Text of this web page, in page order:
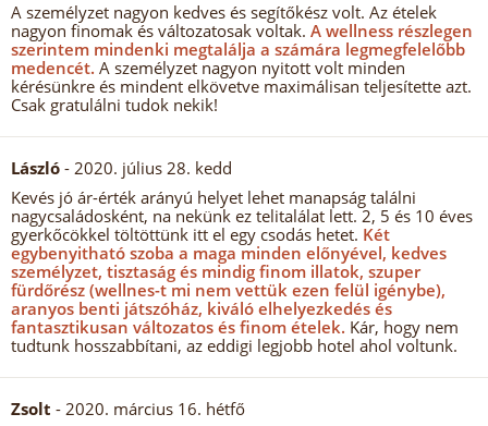
A személyzet nagyon kedves és segítőkész volt. Az ételek
nagyon finomak és változatosak voltak. A wellness részlegen
szerintem mindenki megtalálja a számára legmegfelelőbb
medencét. A személyzet nagyon nyitott volt minden
kérésünkre és mindent elkövetve maximálisan teljesítette azt.
Csak gratulálni tudok nekik!
László - 2020. július 28. kedd
Kevés jó ár-érték arányú helyet lehet manapság találni
nagycsaládosként, na nekünk ez telitalálat lett. 2, 5 és 10 éves
gyerkőcökkel töltöttünk itt el egy csodás hetet. Két
egybenyitható szoba a maga minden előnyével, kedves
személyzet, tisztaság és mindig finom illatok, szuper
fürdőrész (wellnes-t mi nem vettük ezen felül igénybe),
aranyos benti játszóház, kiváló elhelyezkedés és
fantasztikusan változatos és finom ételek. Kár, hogy nem
tudtunk hosszabbítani, az eddigi legjobb hotel ahol voltunk.
Zsolt - 2020. március 16. hétfő